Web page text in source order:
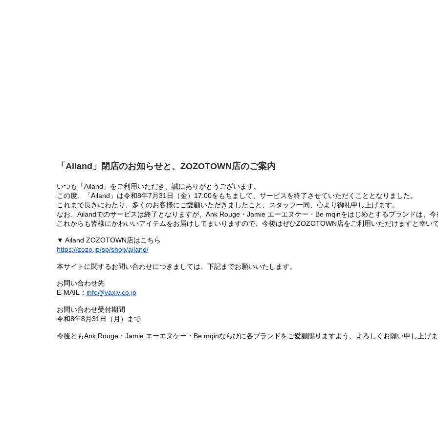
「Ailand」閉店のお知らせと、ZOZOTOWN店のご案内
いつも「Ailand」をご利用いただき、誠にありがとうございます。
この度、「Ailand」は令和8年7月31日（金）17:00をもちまして、サービスを終了させていただくこととなりました。
これまで長きにわたり、多くのお客様にご愛顧いただきましたこと、スタッフ一同、心より御礼申し上げます。
なお、Ailandでのサービスは終了となりますが、Ank Rouge・Jamie エーエヌケー・Be mqinをはじめとするブランドは、
これからも皆様にかわいいアイテムをお届けしてまいりますので、今後はぜひZOZOTOWN店をご利用いただけますと幸いで
▼ Ailand ZOZOTOWN店はこちら
https://zozo.jp/sp/shop/ailand/
本サイトに関するお問い合わせにつきましては、下記までお願いいたします。
お問い合わせ先
E-MAIL： info@vaxiv.co.jp
お問い合わせ受付期間
令和8年8月31日（月）まで
今後ともAnk Rouge・Jamie エーエヌケー・Be mqinならびに各ブランドをご愛顧賜りますよう、よろしくお願い申し上げま